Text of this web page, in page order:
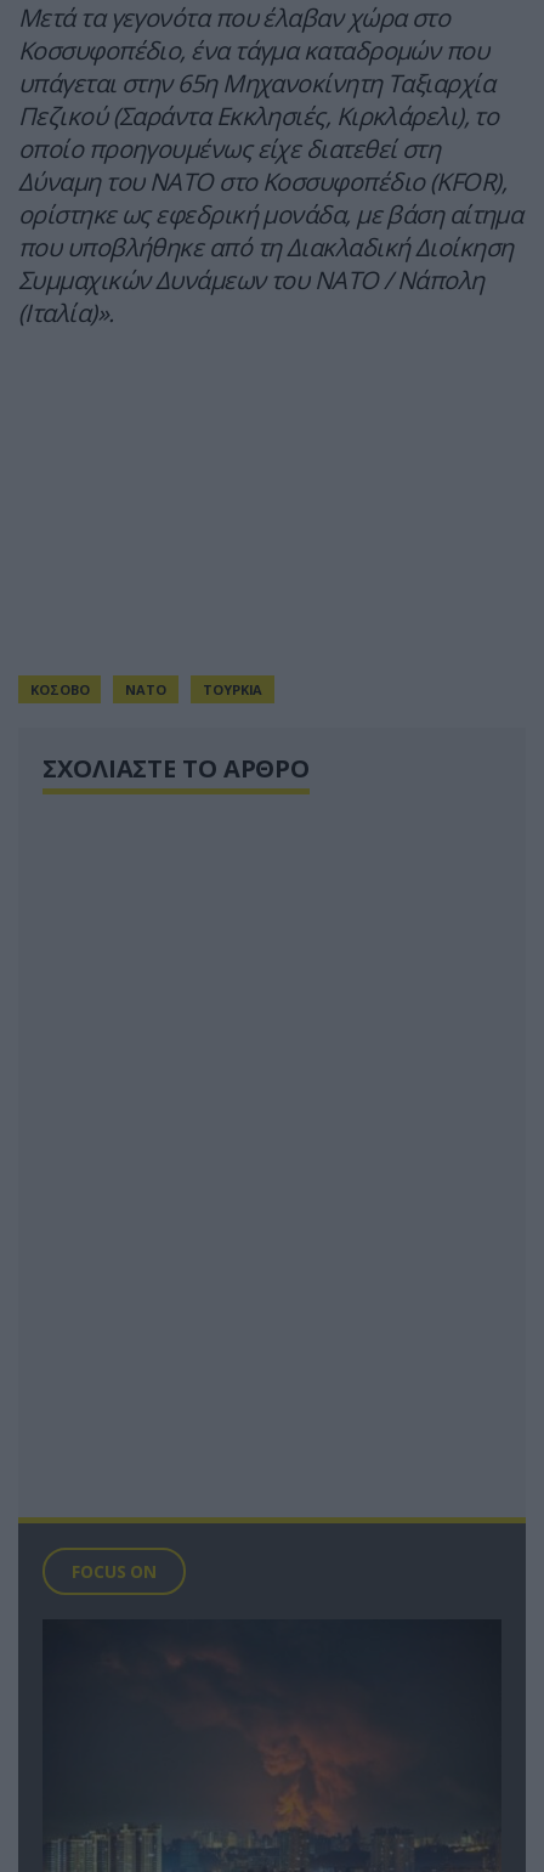
Μετά τα γεγονότα που έλαβαν χώρα στο
Κοσσυφοπέδιο, ένα τάγμα καταδρομών που
υπάγεται στην 65η Μηχανοκίνητη Ταξιαρχία
Πεζικού (Σαράντα Εκκλησιές, Κιρκλάρελι), το
οποίο προηγουμένως είχε διατεθεί στη
Δύναμη του ΝΑΤΟ στο Κοσσυφοπέδιο (KFOR),
ορίστηκε ως εφεδρική μονάδα, με βάση αίτημα
που υποβλήθηκε από τη Διακλαδική Διοίκηση
Συμμαχικών Δυνάμεων του ΝΑΤΟ / Νάπολη
(Ιταλία)».
ΚΟΣΟΒΟ ΝΑΤΟ ΤΟΥΡΚΙΑ
ΣΧΟΛΙΑΣΤΕ ΤΟ ΑΡΘΡΟ
FOCUS ON